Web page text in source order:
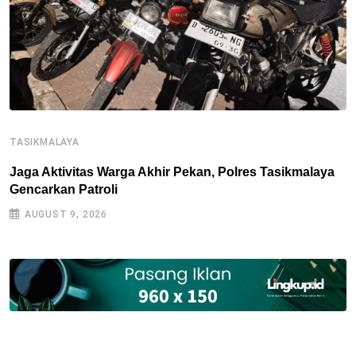
TASIKMALAYA
Jaga Aktivitas Warga Akhir Pekan, Polres Tasikmalaya
Gencarkan Patroli
AUGUST 9, 2026